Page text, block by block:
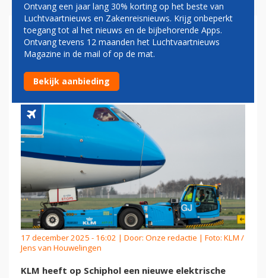
KLM NEEMT BREDER
INZETBARE ELEKTRISCHE
PUSHBACKTRUCK IN GEBRUIK
17 december 2025 - 16:02 | Door: Onze redactie | Foto: KLM /
Jens van Houwelingen
KLM heeft op Schiphol een nieuwe elektrische
Ontvang een jaar lang 30% korting op het beste van
Luchtvaartnieuws en Zakenreisnieuws. Krijg onbeperkt
toegang tot al het nieuws en de bijbehorende Apps.
Ontvang tevens 12 maanden het Luchtvaartnieuws
Magazine in de mail of op de mat.
Bekijk aanbieding